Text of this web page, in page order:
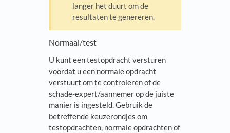
langer het duurt om de
resultaten te genereren.
Normaal/test
U kunt een testopdracht versturen
voordat u een normale opdracht
verstuurt om te controleren of de
schade-expert/aannemer op de juiste
manier is ingesteld. Gebruik de
betreffende keuzerondjes om
testopdrachten, normale opdrachten of